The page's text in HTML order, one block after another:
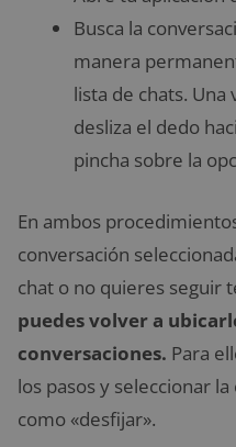
Busca la
manera
lista de chats. Una
desliza el dedo
pincha sobre la
En ambos
conversación
chat o no quieres seguir
puedes volver a
conversaciones. Para
los pasos y seleccionar
como «desfijar».